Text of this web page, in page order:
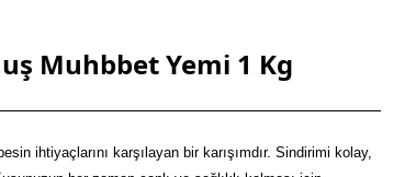
Muhbbet Yemi 1 Kg
ihtiyaçlarını karşılayan bir karışımdır. Sindirimi kolay,